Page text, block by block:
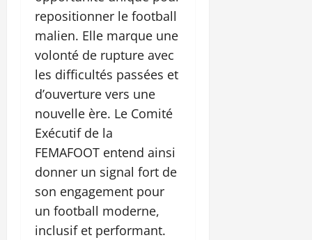
repositionner le football
malien. Elle marque une
volonté de rupture avec
les difficultés passées et
d’ouverture vers une
nouvelle ère. Le Comité
Exécutif de la
FEMAFOOT entend ainsi
donner un signal fort de
son engagement pour
un football moderne,
inclusif et performant.